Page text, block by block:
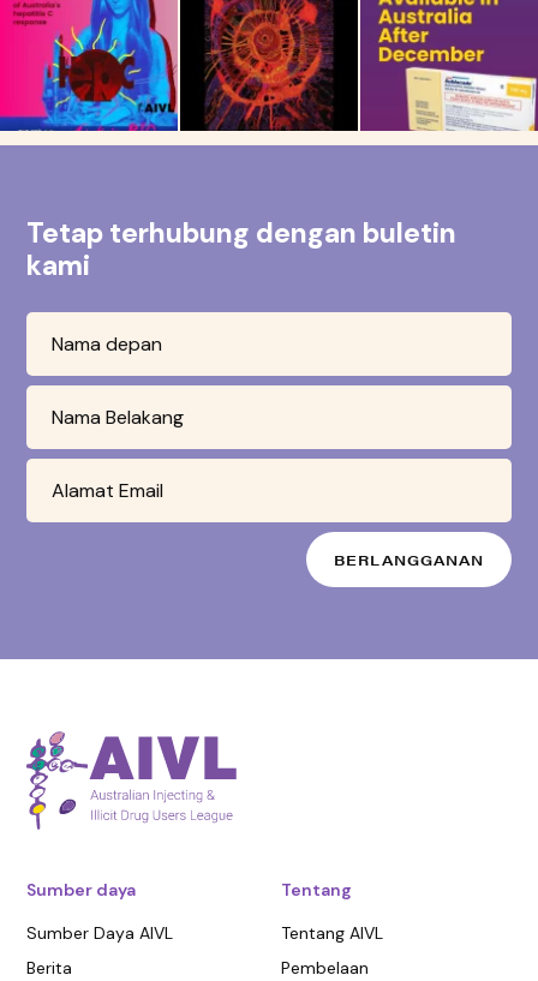
Tetap terhubung dengan buletin
kami
Sumber daya
Sumber Daya AIVL
Berita
Tentang
Tentang AIVL
Pembelaan